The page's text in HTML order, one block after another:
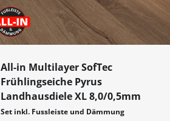
All-in Multilayer SofTec
Frühlingseiche Pyrus
Landhausdiele XL 8,0/0,5mm
Set inkl. Fussleiste und Dämmung